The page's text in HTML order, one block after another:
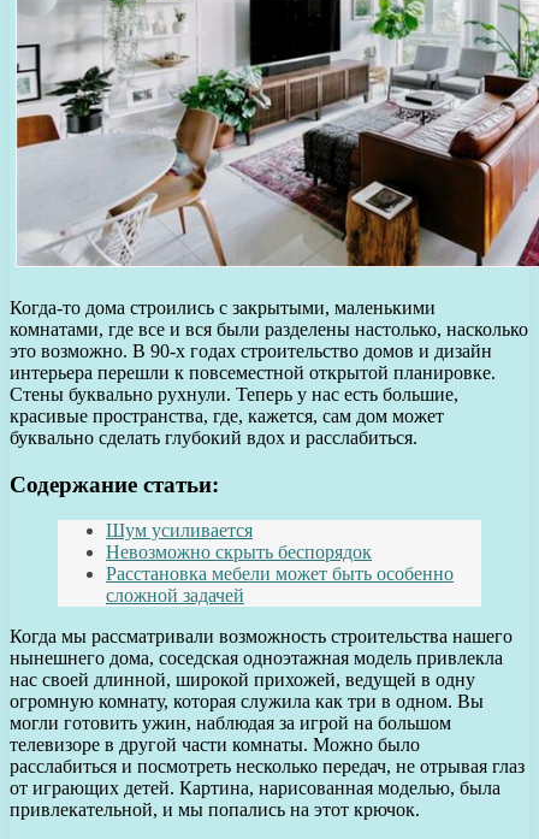
Когда-то дома строились с закрытыми, маленькими
комнатами, где все и вся были разделены настолько, насколько
это возможно. В 90-х годах строительство домов и дизайн
интерьера перешли к повсеместной открытой планировке.
Стены буквально рухнули. Теперь у нас есть большие,
красивые пространства, где, кажется, сам дом может
буквально сделать глубокий вдох и расслабиться.
Содержание статьи:
Шум усиливается
Невозможно скрыть беспорядок
Расстановка мебели может быть особенно
сложной задачей
Когда мы рассматривали возможность строительства нашего
нынешнего дома, соседская одноэтажная модель привлекла
нас своей длинной, широкой прихожей, ведущей в одну
огромную комнату, которая служила как три в одном. Вы
могли готовить ужин, наблюдая за игрой на большом
телевизоре в другой части комнаты. Можно было
расслабиться и посмотреть несколько передач, не отрывая глаз
от играющих детей. Картина, нарисованная моделью, была
привлекательной, и мы попались на этот крючок.